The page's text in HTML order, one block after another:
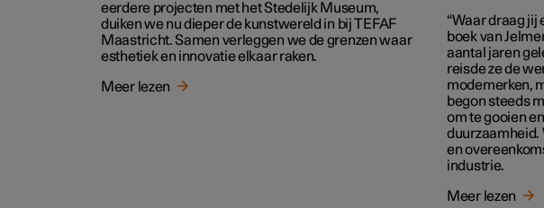
eerdere projecten met het Stedelijk Museum,
duiken we nu dieper de kunstwereld in bij TEFAF
Maastricht. Samen verleggen we de grenzen waar
esthetiek en innovatie elkaar raken.
Meer lezen
“Waar draag jij
boek van
aantal jaren
reisde ze de
modemerken,
begon steeds
om te gooien
duurzaamheid.
en
industrie.
Meer lezen